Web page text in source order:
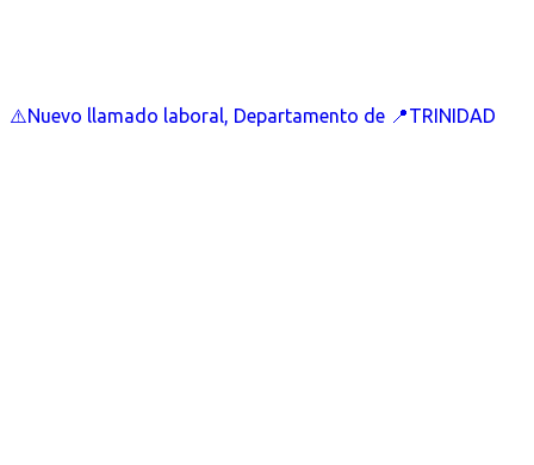
⚠️Nuevo llamado laboral, Departamento de 📍TRINIDAD